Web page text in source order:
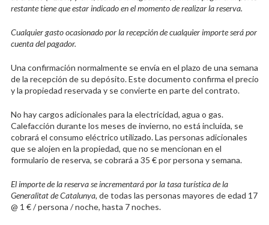
restante tiene que estar indicado en el momento de realizar la reserva.
Cualquier gasto ocasionado por la recepción de cualquier importe será por
cuenta del pagador.
Una confirmación normalmente se envía en el plazo de una semana
de la recepción de su depósito. Este documento confirma el precio
y la propiedad reservada y se convierte en parte del contrato.
No hay cargos adicionales para la electricidad, agua o gas.
Calefacción durante los meses de invierno, no está incluida, se
cobrará el consumo eléctrico utilizado. Las personas adicionales
que se alojen en la propiedad, que no se mencionan en el
formulario de reserva, se cobrará a 35 € por persona y semana.
El importe de la reserva se incrementará por la tasa turística de la
Generalitat de Catalunya, de todas las personas mayores de edad 17
@ 1 € / persona / noche, hasta 7 noches.